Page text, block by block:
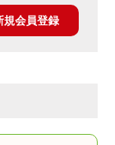
規会員登録